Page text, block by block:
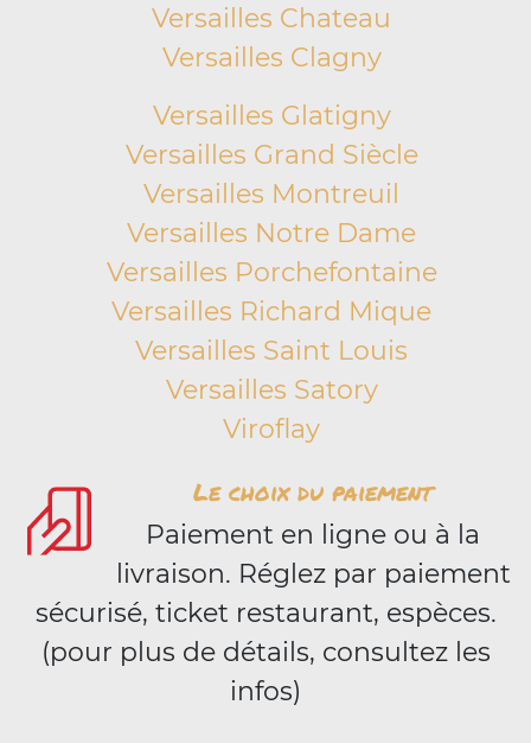
Versailles Chateau
Versailles Clagny
Versailles Glatigny
Versailles Grand Siècle
Versailles Montreuil
Versailles Notre Dame
Versailles Porchefontaine
Versailles Richard Mique
Versailles Saint Louis
Versailles Satory
Viroflay
Le choix du paiement
Paiement en ligne ou à la
livraison. Réglez par paiement
sécurisé, ticket restaurant, espèces.
(pour plus de détails, consultez les
infos)